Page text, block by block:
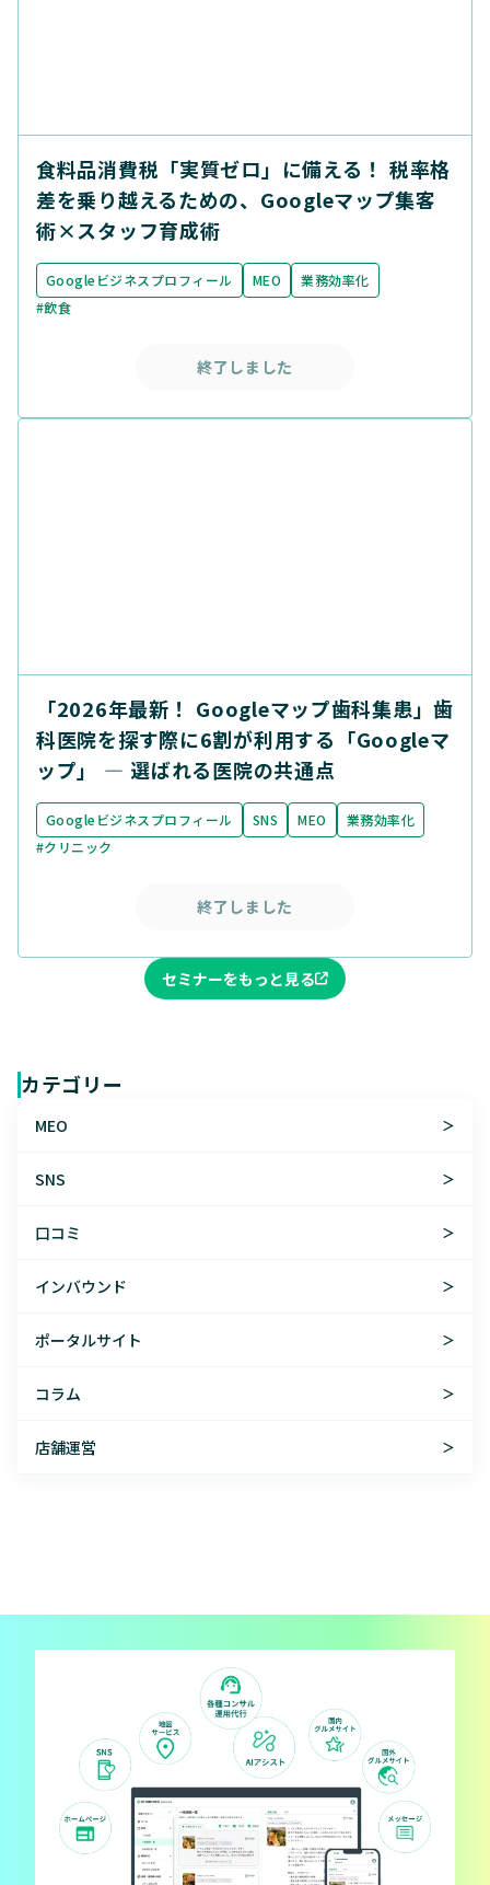
食料品消費税「実質ゼロ」に備える！ 税率格
差を乗り越えるための、Googleマップ集客
術×スタッフ育成術
Googleビジネスプロフィール MEO
業務効率化
#飲食
終了しました
「2026年最新！ Googleマップ歯科集患」歯
科医院を探す際に6割が利用する「Googleマ
ップ」 ― 選ばれる医院の共通点
Googleビジネスプロフィール SNS MEO
業務効率化
#クリニック
終了しました
セミナーをもっと見る
カテゴリー
MEO ＞
SNS ＞
口コミ ＞
インバウンド ＞
ポータルサイト ＞
コラム ＞
店舗運営 ＞